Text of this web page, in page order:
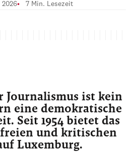
2026 7 Min. Lesezeit
Journalismus ist kein
eine demokratische
Seit 1954 bietet das
und kritischen
Luxemburg.